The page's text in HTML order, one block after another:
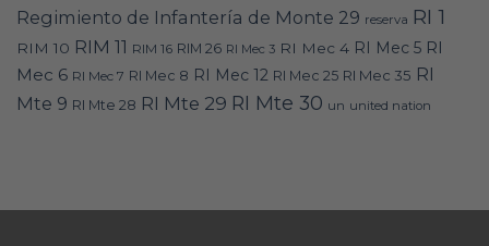
Regimiento de Infantería de Monte 29 reserva RI 1
RIM 10 RIM 11 RIM 16 RIM 26 RI Mec 3 RI Mec 4 RI Mec 5 RI
Mec 6 RI Mec 7 RI Mec 8 RI Mec 12 RI Mec 25 RI Mec 35 RI
Mte 9 RI Mte 28 RI Mte 29 RI Mte 30 un united nation